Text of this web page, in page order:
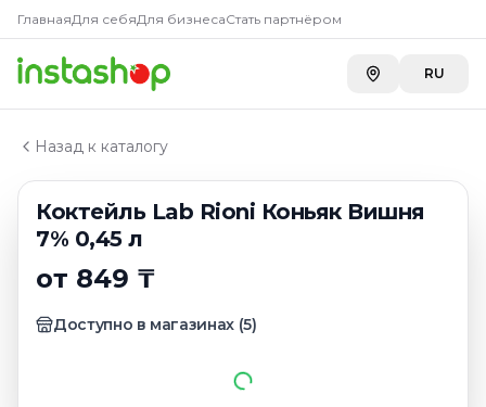
ГлавнаяДля себяДля бизнесаСтать партнёром
RU
Назад к каталогу
Коктейль Lab Rioni Коньяк Вишня
7% 0,45 л
от 849 ₸
Доступно в магазинах (5)
Главная
Каталог
Алко коктейли
Коктейль Lab Rioni Коньяк Вишня 7% 0,45 л
КупитьКоктейль Lab Rioni
A-Store ADK River—